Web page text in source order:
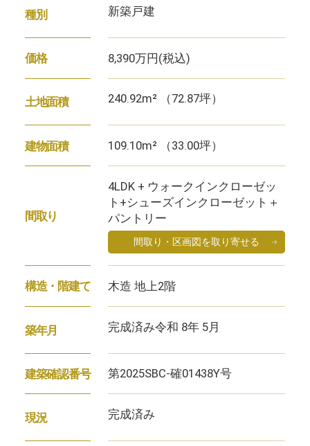
種別 新築戸建
価格 8,390万円(税込)
土地面積 240.92m² （72.87坪）
建物面積 109.10m² （33.00坪）
間取り
4LDK + ウォークインクローゼッ
ト+シューズインクローゼット＋
パントリー
間取り・区画図を取り寄せる
構造・階建て 木造 地上2階
築年月 完成済み令和 8年 5月
建築確認番号 第2025SBC-確01438Y号
現況 完成済み